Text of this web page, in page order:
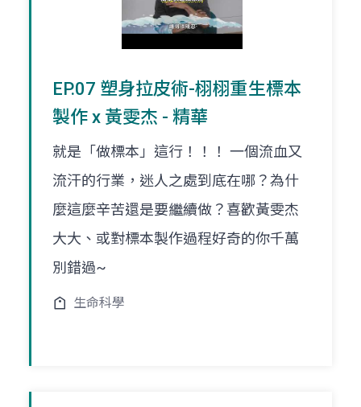
EP.07 塑身拉皮術-栩栩重生標本
製作 x 黃雯杰 - 精華
就是「做標本」這行！！！ 一個流血又
流汗的行業，迷人之處到底在哪？為什
麼這麼辛苦還是要繼續做？喜歡黃雯杰
大大、或對標本製作過程好奇的你千萬
別錯過~
生命科學